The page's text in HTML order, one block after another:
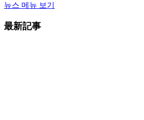
뉴스 메뉴 보기
最新記事